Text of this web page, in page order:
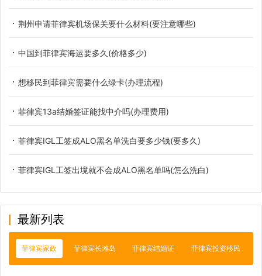
荆州申请菲律宾机场保关要什么材料(要注意哪些)
中国到菲律宾海运要多久(价格多少)
想移民到菲律宾需要什么绿卡(办理流程)
菲律宾13a结婚签证能找中介吗(办理费用)
菲律宾IGL工签成ALO黑名单洗白要多少钱(要多久)
菲律宾IGL工签出境就不会成ALO黑名单吗(怎么洗白)
最新列表
菲律宾家政 菲律宾长滩岛 菲律宾结婚证 菲律宾投资移民